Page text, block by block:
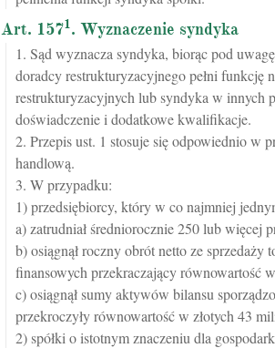
Art. 1571. Wyznaczenie syndyka
1. Sąd wyznacza syndyka, biorąc pod
doradcy restrukturyzacyjnego pełni funkcję
restrukturyzacyjnych lub syndyka w innych
doświadczenie i dodatkowe kwalifikacje.
2. Przepis ust. 1 stosuje się odpowiednio w
handlową.
3. W przypadku:
1) przedsiębiorcy, który w co najmniej
a) zatrudniał średniorocznie 250 lub więcej
b) osiągnął roczny obrót netto ze
finansowych przekraczający równowartość
c) osiągnął sumy aktywów bilansu
przekroczyły równowartość w złotych 43
2) spółki o istotnym znaczeniu dla